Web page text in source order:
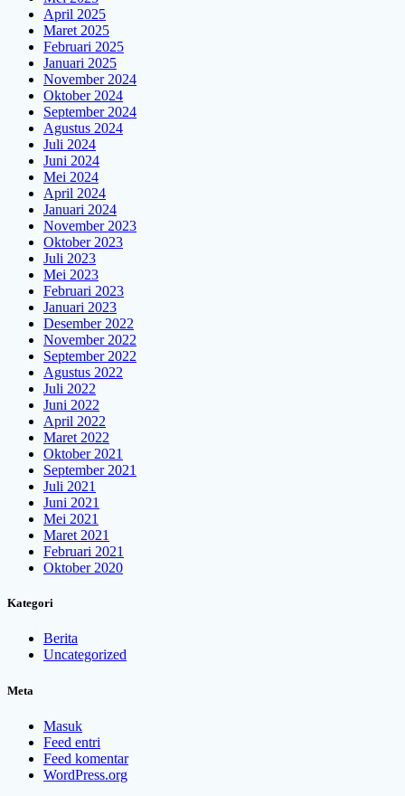
April 2025
Maret 2025
Februari 2025
Januari 2025
November 2024
Oktober 2024
September 2024
Agustus 2024
Juli 2024
Juni 2024
Mei 2024
April 2024
Januari 2024
November 2023
Oktober 2023
Juli 2023
Mei 2023
Februari 2023
Januari 2023
Desember 2022
November 2022
September 2022
Agustus 2022
Juli 2022
Juni 2022
April 2022
Maret 2022
Oktober 2021
September 2021
Juli 2021
Juni 2021
Mei 2021
Maret 2021
Februari 2021
Oktober 2020
Kategori
Berita
Uncategorized
Meta
Masuk
Feed entri
Feed komentar
WordPress.org